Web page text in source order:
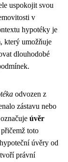
uspokojit svou
v
hypotéky je
který umožňuje
dlouhodobé
odvozen z
zástavu nebo
úvěr
přičemž toto
úvěry od
právní